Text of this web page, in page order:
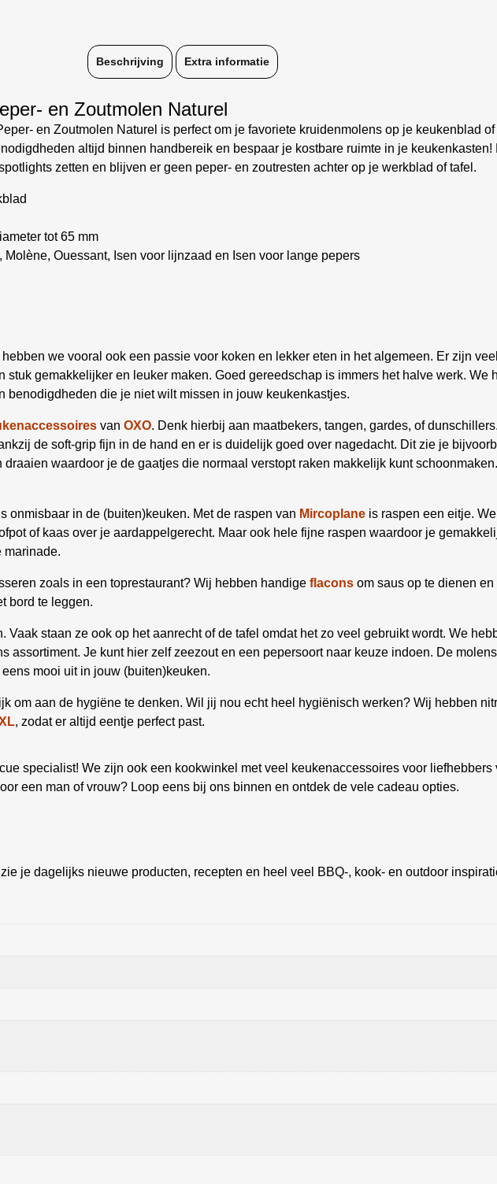
Beschrijving Extra informatie
en Zoutmolen Naturel
en Zoutmolen Naturel is perfect om je favoriete kruidenmolens op je keukenblad
altijd binnen handbereik en bespaar je kostbare ruimte in je keukenkasten!
zetten en blijven er geen peper- en zoutresten achter op je werkblad of tafel.
tot 65 mm
Ouessant, Isen voor lijnzaad en Isen voor lange pepers
we vooral ook een passie voor koken en lekker eten in het algemeen. Er zijn
stuk gemakkelijker en leuker maken. Goed gereedschap is immers het halve werk. We
benodigdheden die je niet wilt missen in jouw keukenkastjes.
van OXO. Denk hierbij aan maatbekers, tangen, gardes, of
de soft-grip fijn in de hand en er is duidelijk goed over nagedacht. Dit zie je
draaien waardoor je de gaatjes die normaal verstopt raken makkelijk kunt
onmisbaar in de (buiten)keuken. Met de raspen van Mircoplane is raspen een eitje.
of kaas over je aardappelgerecht. Maar ook hele fijne raspen waardoor je
marinade.
zoals in een toprestaurant? Wij hebben handige flacons om saus op te dienen en
bord te leggen.
Vaak staan ze ook op het aanrecht of de tafel omdat het zo veel gebruikt wordt. We
assortiment. Je kunt hier zelf zeezout en een pepersoort naar keuze indoen. De
mooi uit in jouw (buiten)keuken.
om aan de hygiëne te denken. Wil jij nou echt heel hygiënisch werken? Wij hebben
, zodat er altijd eentje perfect past.
specialist! We zijn ook een kookwinkel met veel keukenaccessoires voor liefhebbers
een man of vrouw? Loop eens bij ons binnen en ontdek de vele cadeau opties.
je dagelijks nieuwe producten, recepten en heel veel BBQ-, kook- en outdoor